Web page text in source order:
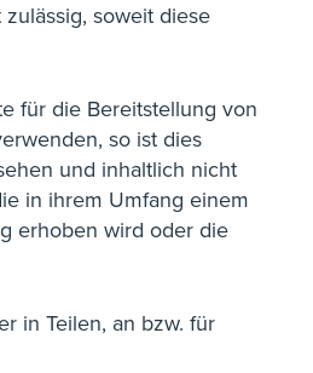
soweit diese
für die Bereitstellung von
so ist dies
und inhaltlich nicht
in ihrem Umfang einem
erhoben wird oder die
in Teilen, an bzw. für